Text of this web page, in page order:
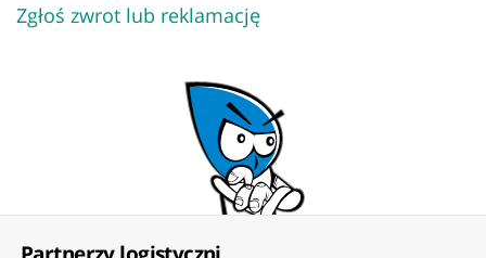
Zgłoś zwrot lub reklamację